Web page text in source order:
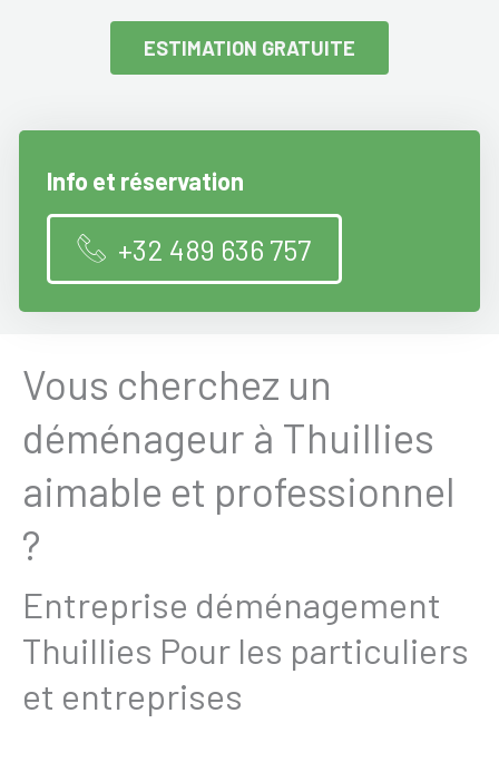
ESTIMATION GRATUITE
Info et réservation
+32 489 636 757
Vous cherchez un
déménageur à Thuillies
aimable et professionnel
?
Entreprise déménagement
Thuillies Pour les particuliers
et entreprises